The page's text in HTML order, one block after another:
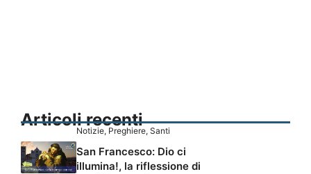
Articoli recenti
Notizie, Preghiere, Santi
San Francesco: Dio ci
illumina!, la riflessione di